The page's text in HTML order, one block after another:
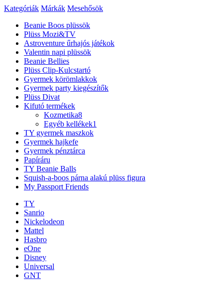
Kategóriák Márkák Mesehősök
Beanie Boos plüssök
Plüss Mozi&TV
Astroventure űrhajós játékok
Valentin napi plüssök
Beanie Bellies
Plüss Clip-Kulcstartó
Gyermek körömlakkok
Gyermek party kiegészítők
Plüss Divat
Kifutó termékek
Kozmetika8
Egyéb kellékek1
TY gyermek maszkok
Gyermek hajkefe
Gyermek pénztárca
Papíráru
TY Beanie Balls
Squish-a-boos párna alakú plüss figura
My Passport Friends
TY
Sanrio
Nickelodeon
Mattel
Hasbro
eOne
Disney
Universal
GNT